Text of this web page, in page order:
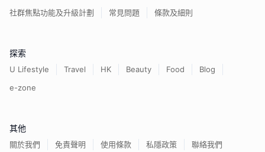
社群焦點功能及升級計劃
常見問題 條款及細則
探索
U Lifestyle Travel HK Beauty Food
Blog
e-zone
其他
關於我們 免責聲明 使用條款 私隱政策 聯絡我們